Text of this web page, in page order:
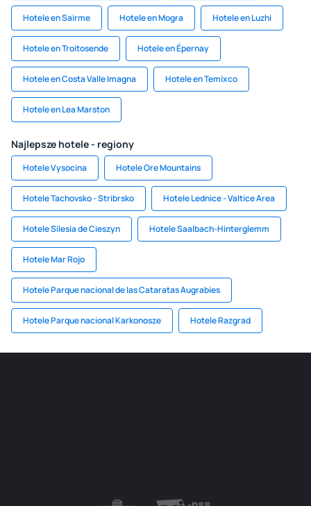
Hotele en Sairme Hotele en Mogra Hotele en Luzhi
Hotele en Troitosende Hotele en Épernay
Hotele en Costa Valle Imagna Hotele en Temixco
Hotele en Lea Marston
Najlepsze hotele - regiony
Hotele Vysocina Hotele Ore Mountains
Hotele Tachovsko - Stribrsko Hotele Lednice - Valtice Area
Hotele Silesia de Cieszyn Hotele Saalbach-Hinterglemm
Hotele Mar Rojo
Hotele Parque nacional de las Cataratas Augrabies
Hotele Parque nacional Karkonosze Hotele Razgrad